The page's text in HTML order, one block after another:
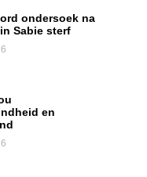
ondersoek na
Sabie sterf
en